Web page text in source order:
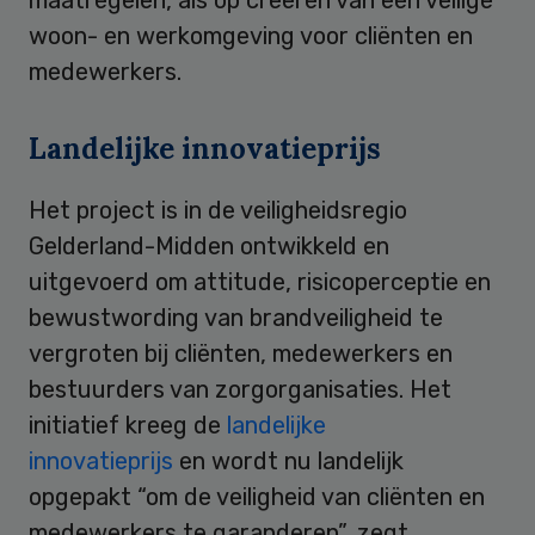
woon- en werkomgeving voor cliënten en
medewerkers.
Landelijke innovatieprijs
Het project is in de veiligheidsregio
Gelderland-Midden ontwikkeld en
uitgevoerd om attitude, risicoperceptie en
bewustwording van brandveiligheid te
vergroten bij cliënten, medewerkers en
bestuurders van zorgorganisaties. Het
initiatief kreeg de landelijke
innovatieprijs en wordt nu landelijk
opgepakt “om de veiligheid van cliënten en